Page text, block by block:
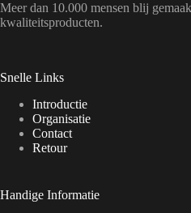
Meer dan 10.000 mensen blij
kwaliteitsproducten.
Snelle Links
Introductie
Organisatie
Contact
Retour
Handige Informatie